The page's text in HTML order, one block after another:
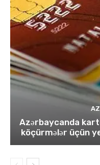
Azərbaycanda
köçürmələr üçün